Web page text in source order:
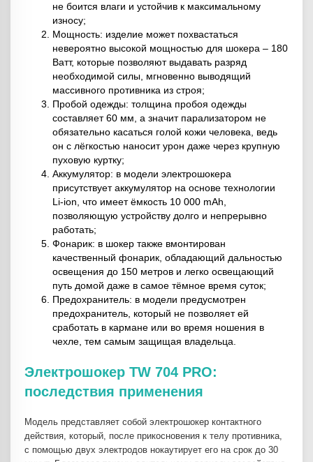
не боится влаги и устойчив к максимальному
износу;
Мощность: изделие может похвастаться
невероятно высокой мощностью для шокера – 180
Ватт, которые позволяют выдавать разряд
необходимой силы, мгновенно выводящий
массивного противника из строя;
Пробой одежды: толщина пробоя одежды
составляет 60 мм, а значит парализатором не
обязательно касаться голой кожи человека, ведь
он с лёгкостью наносит урон даже через крупную
пуховую куртку;
Аккумулятор: в модели электрошокера
присутствует аккумулятор на основе технологии
Li-ion, что имеет ёмкость 10 000 mAh,
позволяющую устройству долго и непрерывно
работать;
Фонарик: в шокер также вмонтирован
качественный фонарик, обладающий дальностью
освещения до 150 метров и легко освещающий
путь домой даже в самое тёмное время суток;
Предохранитель: в модели предусмотрен
предохранитель, который не позволяет ей
сработать в кармане или во время ношения в
чехле, тем самым защищая владельца.
Электрошокер TW 704 PRO:
последствия применения
Модель представляет собой электрошокер контактного
действия, который, после прикосновения к телу противника,
с помощью двух электродов нокаутирует его на срок до 30